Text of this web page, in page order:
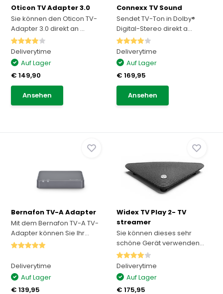
Oticon TV Adapter 3.0
Sie können den Oticon TV-
Adapter 3.0 direkt an ...
Deliverytime
Auf Lager
€ 149,90
Ansehen
Connexx TV Sound
Sendet TV-Ton in Dolby®
Digital-Stereo direkt a...
Deliverytime
Auf Lager
€ 169,95
Ansehen
Bernafon TV-A Adapter
Mit dem Bernafon TV-A TV-
Adapter können Sie Ihr...
Deliverytime
Auf Lager
€ 139,95
Widex TV Play 2- TV
streamer
Sie können dieses sehr
schöne Gerät verwenden...
Deliverytime
Auf Lager
€ 175,95